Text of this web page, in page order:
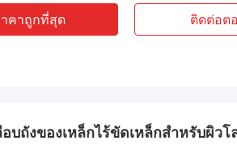
คาถูกที่สุด ติดต่อต
อบถังของเหล็กไร้ขัดเหล็กสําหรับผิวโ